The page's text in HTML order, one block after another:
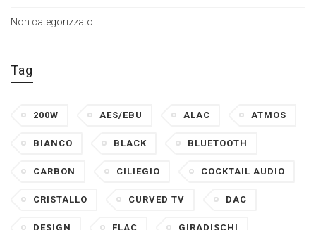
Non categorizzato
Tag
200W AES/EBU ALAC ATMOS
BIANCO BLACK BLUETOOTH
CARBON CILIEGIO COCKTAIL AUDIO
CRISTALLO CURVED TV DAC
DESIGN FLAC GIRADISCHI